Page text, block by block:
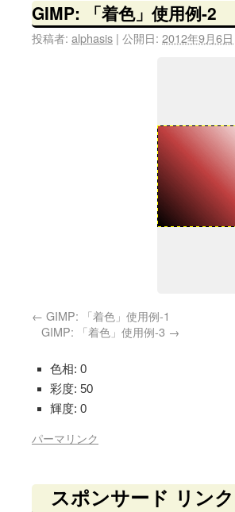
GIMP: 「着色」使用例-2
投稿者: alphasis | 公開日: 2012年9月6日
GIMP: 「着色」使用例-1
GIMP: 「着色」使用例-3
色相: 0
彩度: 50
輝度: 0
パーマリンク
スポンサード リンク